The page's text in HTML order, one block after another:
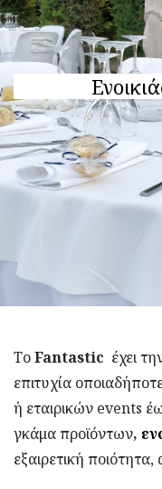
ΤοFantastic έχει
επιτυχία
ή εταιρικών events
γκάμα προϊόντων,
εξαιρετική ποιότητα,